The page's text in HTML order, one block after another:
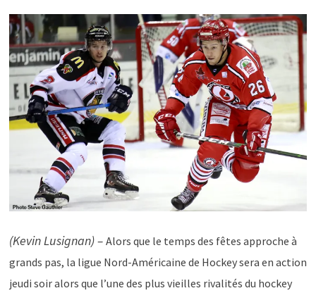
(Kevin Lusignan) – Alors que le temps des fêtes approche à
grands pas, la ligue Nord-Américaine de Hockey sera en action
jeudi soir alors que l’une des plus vieilles rivalités du hockey